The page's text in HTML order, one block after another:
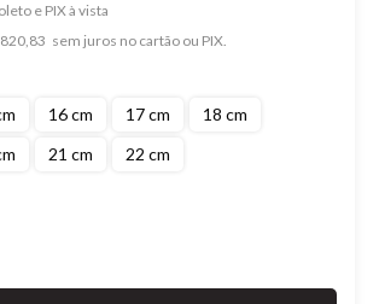
e PIX
16 cm 17 cm
18 cm
21 cm 22 cm